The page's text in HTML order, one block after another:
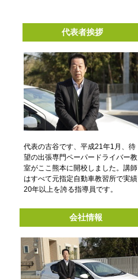
代表者挨拶
代表の古谷です、平成21年1月、待
望の出張専門ペーパードライバー教
室がここ熊本に開校しました。講師
はすべて元指定自動車教習所で実績
20年以上を誇る指導員です。
会社情報